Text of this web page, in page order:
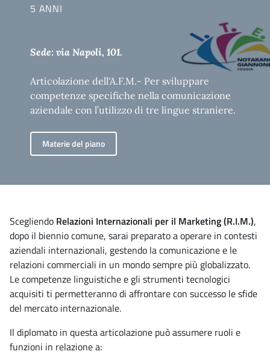
5 ANNI
Sede: via Napoli, 101.
Articolazione dell'A.F.M.- Per sviluppare
competenze specifiche nella comunicazione
aziendale con l’utilizzo di tre lingue straniere.
Materie del piano
Scegliendo Relazioni Internazionali per il Marketing (R.I.M.),
dopo il biennio comune, sarai preparato a operare in contesti
aziendali internazionali, gestendo la comunicazione e le
relazioni commerciali in un mondo sempre più globalizzato.
Le competenze linguistiche e gli strumenti tecnologici
acquisiti ti permetteranno di affrontare con successo le sfide
del mercato internazionale.
Il diplomato in questa articolazione può assumere ruoli e
funzioni in relazione a: